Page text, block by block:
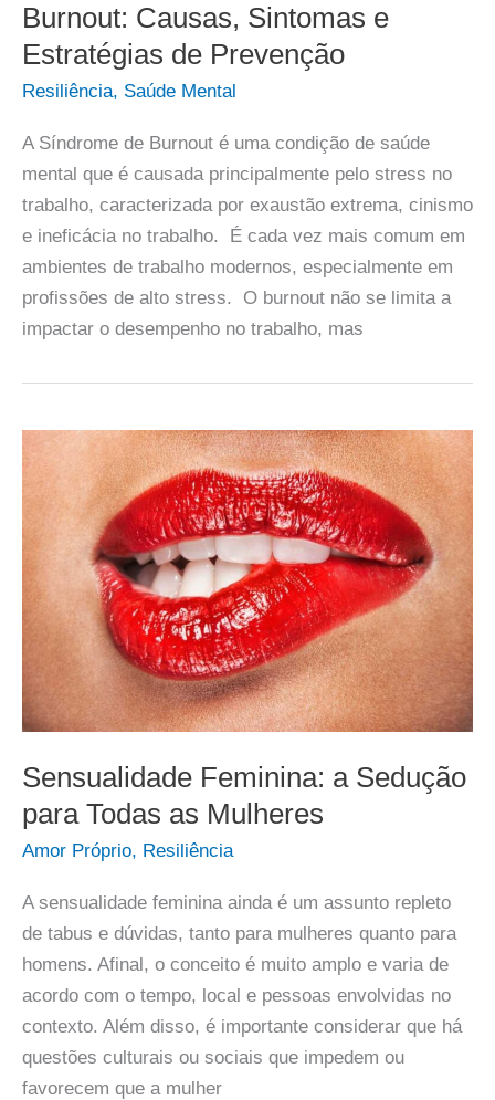
Burnout: Causas, Sintomas e
Estratégias de Prevenção
Resiliência, Saúde Mental
A Síndrome de Burnout é uma condição de saúde
mental que é causada principalmente pelo stress no
trabalho, caracterizada por exaustão extrema, cinismo
e ineficácia no trabalho. É cada vez mais comum em
ambientes de trabalho modernos, especialmente em
profissões de alto stress. O burnout não se limita a
impactar o desempenho no trabalho, mas
Sensualidade Feminina: a Sedução
para Todas as Mulheres
Amor Próprio, Resiliência
A sensualidade feminina ainda é um assunto repleto
de tabus e dúvidas, tanto para mulheres quanto para
homens. Afinal, o conceito é muito amplo e varia de
acordo com o tempo, local e pessoas envolvidas no
contexto. Além disso, é importante considerar que há
questões culturais ou sociais que impedem ou
favorecem que a mulher